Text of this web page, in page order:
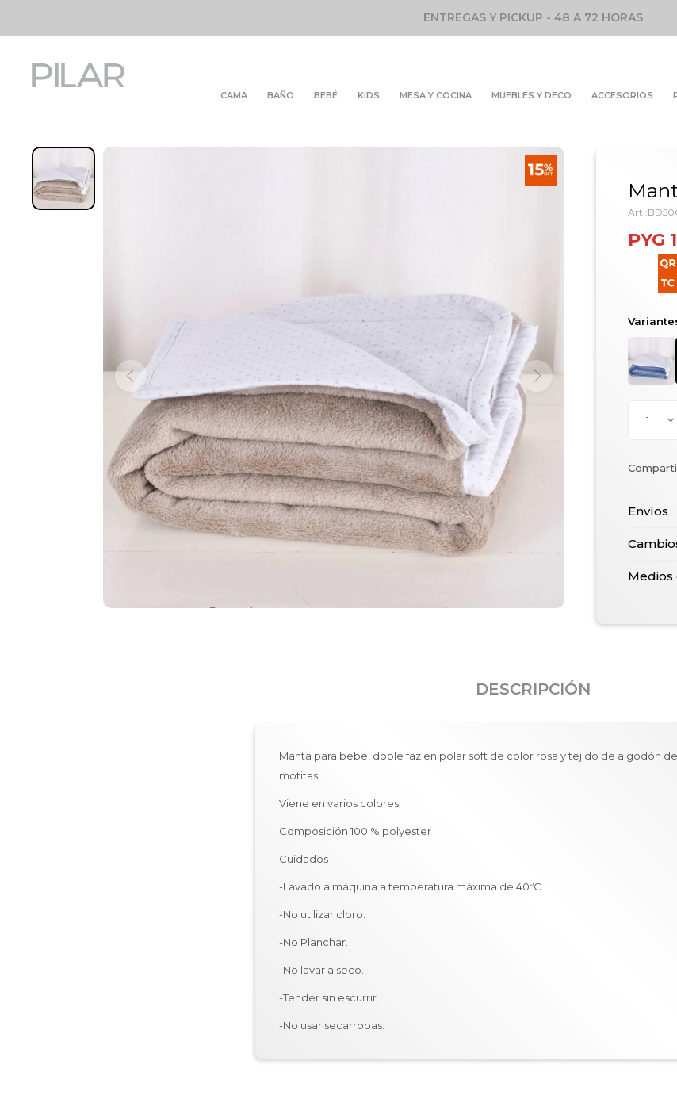
ENTREGAS Y PICKUP - 48 A 72 HORAS
CAMA BAÑO BEBÉ KIDS MESA Y COCINA MUEBLES Y DECO ACCESORIOS
PYG
1
Envíos
Medios
DESCRIPCIÓN
Manta para bebe, doble faz en polar soft de color rosa y tejido de algodón
motitas.
Viene en varios colores.
Composición 100 % polyester
Cuidados
-Lavado a máquina a temperatura máxima de 40ºC.
-No utilizar cloro.
-No Planchar.
-No lavar a seco.
-Tender sin escurrir.
-No usar secarropas.